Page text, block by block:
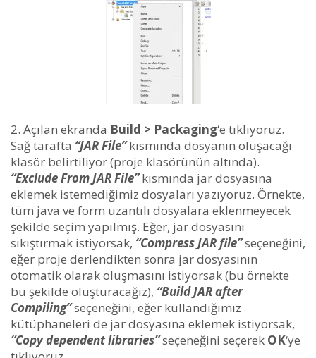
Açılan ekranda Build > Packaging‘e tıklıyoruz.
Sağ tarafta “JAR File”kısmında dosyanın oluşacağı
klasör belirtiliyor (proje klasörünün altında).
“Exclude From JAR File”kısmında jar dosyasına
eklemek istemediğimiz dosyaları yazıyoruz. Örnekte,
tüm java ve form uzantılı dosyalara eklenmeyecek
şekilde seçim yapılmış. Eğer, jar dosyasını
sıkıştırmak istiyorsak, “Compress JAR file”seçeneğini,
eğer proje derlendikten sonra jar dosyasının
otomatik olarak oluşmasını istiyorsak (bu örnekte
bu şekilde oluşturacağız), “Build JAR after
Compiling”seçeneğini, eğer kullandığımız
kütüphaneleri de jar dosyasına eklemek istiyorsak,
“Copy dependent libraries”seçeneğini seçerek OK‘ye